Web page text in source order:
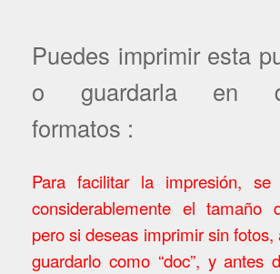
Puedes imprimir esta
o guardarla en
formatos :
Para facilitar la impresión, se
considerablemente el tamaño
pero si deseas imprimir sin
guardarlo como “doc”, y antes